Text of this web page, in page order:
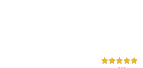
5,0 étoiles sur 5